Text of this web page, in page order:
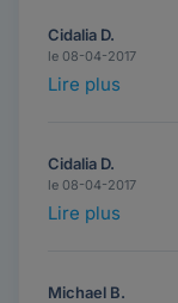
Cidalia D.
le 08-04-2017
Lire plus
Cidalia D.
le 08-04-2017
Lire plus
Michael B.